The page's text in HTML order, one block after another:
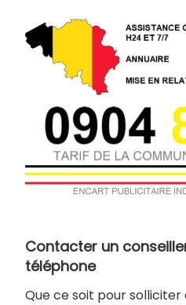
Contacter un
téléphone
Que ce soit pour